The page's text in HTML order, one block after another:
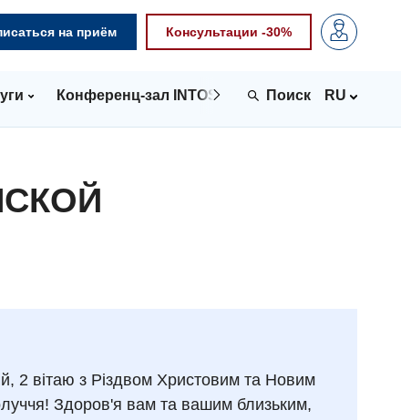
на приём Консультации -30%
Конференц-зал INTOSPACE Контакты
RU
2 вітаю з Різдвом Христовим та Новим
Здоров'я вам та вашим близьким,